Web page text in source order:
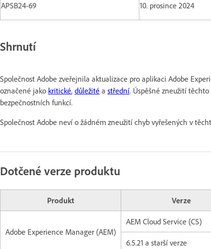
APSB24-69 10. prosince 2024
Shrnutí
Společnost Adobe zveřejnila aktualizace pro aplikaci Adobe
označené jako kritické, důležité a střední. Úspěšné zneužití
bezpečnostních funkcí.
Společnost Adobe neví o žádném zneužití chyb vyřešených v
Dotčené verze produktu
Produkt Verze
Adobe Experience Manager (AEM)
AEM Cloud Service (CS)
6.5.21 a starší verze